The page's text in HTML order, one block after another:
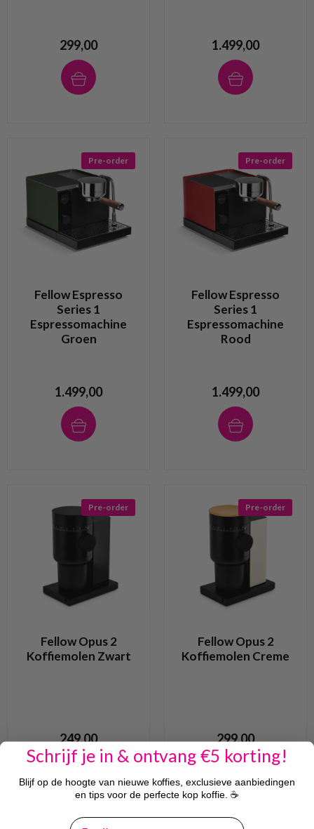
299,00 1.499,00
Pre-order
Fellow Espresso
Series 1
Espressomachine
Groen
1.499,00
Pre-order
Fellow Espresso
Series 1
Espressomachine
Rood
1.499,00
Pre-order
Fellow Opus 2
Koffiemolen Zwart
249,00
Pre-order
Fellow Opus 2
Koffiemolen Creme
299,00
Schrijf je in & ontvang €5 korting!
Blijf op de hoogte van nieuwe koffies, exclusieve aanbiedingen
en tips voor de perfecte kop koffie. ☕
email